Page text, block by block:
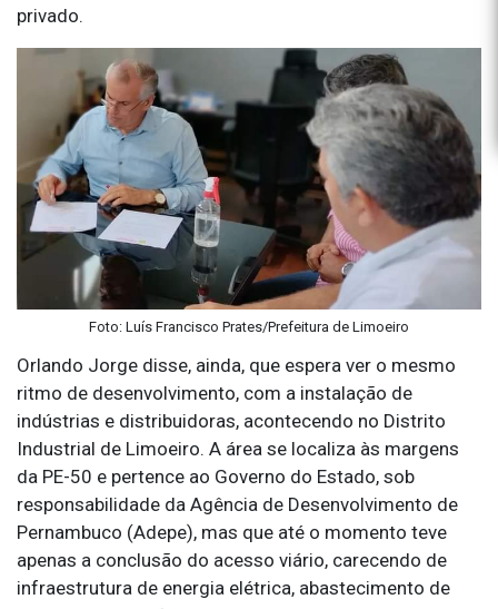
privado.
Foto: Luís Francisco Prates/Prefeitura de Limoeiro
Orlando Jorge disse, ainda, que espera ver o mesmo
ritmo de desenvolvimento, com a instalação de
indústrias e distribuidoras, acontecendo no Distrito
Industrial de Limoeiro. A área se localiza às margens
da PE-50 e pertence ao Governo do Estado, sob
responsabilidade da Agência de Desenvolvimento de
Pernambuco (Adepe), mas que até o momento teve
apenas a conclusão do acesso viário, carecendo de
infraestrutura de energia elétrica, abastecimento de